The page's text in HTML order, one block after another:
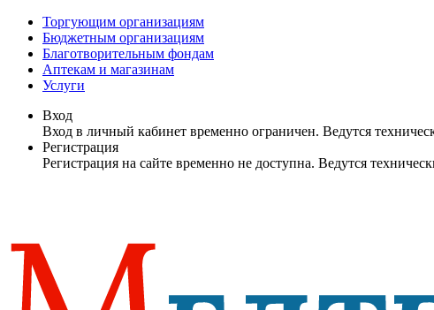
Торгующим организациям
Бюджетным организациям
Благотворительным фондам
Аптекам и магазинам
Услуги
Вход
Вход в личный кабинет временно ограничен. Ведутся
Регистрация
Регистрация на сайте временно не доступна. Ведутся